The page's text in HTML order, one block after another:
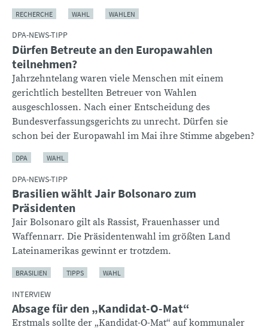
RECHERCHE WAHL WAHLEN
DPA-NEWS-TIPP
Dürfen Betreute an den Europawahlen
teilnehmen?
Jahrzehntelang waren viele Menschen mit einem
gerichtlich bestellten Betreuer von Wahlen
ausgeschlossen. Nach einer Entscheidung des
Bundesverfassungsgerichts zu unrecht. Dürfen sie
schon bei der Europawahl im Mai ihre Stimme abgeben?
DPA WAHL
DPA-NEWS-TIPP
Brasilien wählt Jair Bolsonaro zum
Präsidenten
Jair Bolsonaro gilt als Rassist, Frauenhasser und
Waffennarr. Die Präsidentenwahl im größten Land
Lateinamerikas gewinnt er trotzdem.
BRASILIEN TIPPS WAHL
INTERVIEW
Absage für den „Kandidat-O-Mat“
Erstmals sollte der „Kandidat-O-Mat“ auf kommunaler